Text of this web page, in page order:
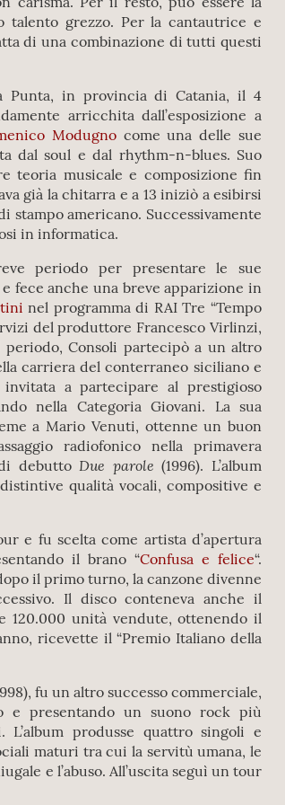
grezzo. Per la cantautrice e
di una combinazione di tutti questi
Punta, in provincia di Catania, il 4
arricchita dall’esposizione a
Modugnocome una delle sue
dal soul e dal rhythm-n-blues. Suo
teoria musicale e composizione fin
già la chitarra e a 13 iniziò a esibirsi
stampo americano. Successivamente
in informatica.
periodo per presentare le sue
fece anche una breve apparizione in
nel programma di RAI Tre “Tempo
del produttore Francesco Virlinzi,
Consoli partecipò a un altro
carriera del conterraneo siciliano e
a partecipare al prestigioso
nella Categoria Giovani. La sua
a Mario Venuti, ottenne un buon
radiofonico nella primavera
debuttoDue parole (1996). L’album
qualità vocali, compositive e
e fu scelta come artista d’apertura
il brano “Confusa e felice“.
il primo turno, la canzone divenne
Il disco conteneva anche il
120.000 unità vendute, ottenendo il
ricevette il “Premio Italiano della
fu un altro successo commerciale,
e presentando un suono rock più
produsse quattro singoli e
maturi tra cui la servitù umana, le
e l’abuso. All’uscita seguì un tour